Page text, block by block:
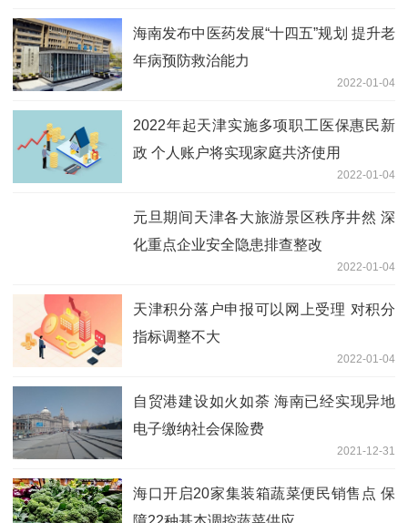
海南发布中医药发展“十四五”规划 提升老
年病预防救治能力
2022-01-04
2022年起天津实施多项职工医保惠民新
政 个人账户将实现家庭共济使用
2022-01-04
元旦期间天津各大旅游景区秩序井然 深
化重点企业安全隐患排查整改
2022-01-04
天津积分落户申报可以网上受理 对积分
指标调整不大
2022-01-04
自贸港建设如火如荼 海南已经实现异地
电子缴纳社会保险费
2021-12-31
海口开启20家集装箱蔬菜便民销售点 保